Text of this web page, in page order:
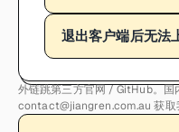
退出客户端后无法
外链跳第三方官网 / GitHub。国
contact@jiangren.com.au 获取